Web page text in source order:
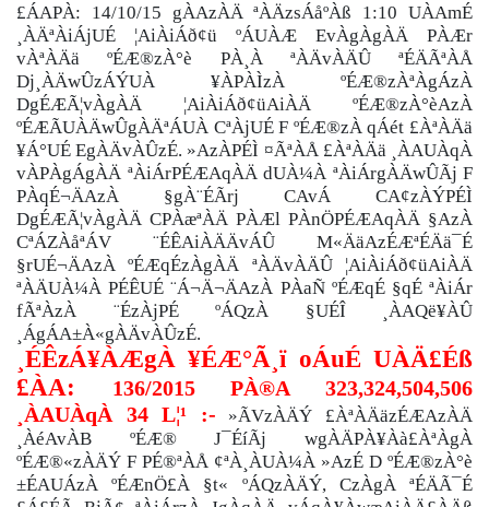
£ÁAPÀ: 14/10/15 gÀAzÀÄ ªÀÄzsÁåºÀß 1:10 UÀAmÉ
¸ÀÄªÀiÁjUÉ ¦AiÀiÁð¢ü ºÁUÀÆ EvÀgÀgÀÄ PÀÆr
vÀªÀÄä ºÉÆ®zÀ°è PÀ¸À ªÀÄvÀÄÛ ªÉÄÃªÀÅ
Dj¸ÀÄwÛzÁÝUÀ ¥ÀPÀÌzÀ ºÉÆ®zÀªÀgÁzÀ
DgÉÆÃ¦vÀgÀÄ ¦AiÀiÁð¢üAiÀÄ ºÉÆ®zÀ°èAzÀ
ºÉÆÃUÀÄwÛgÀÄªÁUÀ CªÀjUÉ F ºÉÆ®zÀ qÁét £ÀªÀÄä
¥Á°UÉ EgÀÄvÀÛzÉ. »AzÀPÉÌ ¤ÃªÀÅ £ÀªÀÄä ¸ÀAUÀqÀ
vÀPÀgÁgÀÄ ªÀiÁrPÉÆAqÀÄ dUÀ¼À ªÀiÁrgÀÄwÛÃj F
PÀqÉ¬ÄAzÀ §gÀ¨ÉÃrj CAvÁ CA¢zÀÝPÉÌ
DgÉÆÃ¦vÀgÀÄ CPÀæªÀÄ PÀÆl PÀnÖPÉÆAqÀÄ §AzÀ
CªÁZÀåªÁV ¨ÉÊAiÀÄÄvÁÛ M«ÄäAzÉÆªÉÄä¯É
§rUÉ¬ÄAzÀ ºÉÆqÉzÀgÀÄ ªÀÄvÀÄÛ ¦AiÀiÁð¢üAiÀÄ
ªÀÄUÀ¼À PÉÊUÉ ¨Á¬Ä¬ÄAzÀ PÀaÑ ºÉÆqÉ §qÉ ªÀiÁr
fÃªÀzÀ ¨ÉzÀjPÉ ºÁQzÀ §UÉÎ ¸ÀAQë¥ÀÛ
¸ÁgÁA±À«gÀÄvÀÛzÉ.
¸ÉÊzÁ¥ÀÆgÀ ¥ÉÆ°Ã¸ï oÁuÉ UÀÄ£Éß
£ÀA:
136/2015PÀ®A 323,324,504,506
¸ÀAUÀqÀ 34 L¦¹ :-
»ÃVzÀÄÝ £ÀªÀÄäzÉÆAzÀÄ
¸ÀéAvÀB ºÉÆ® J¯ÉíÃj wgÀÄPÀ¥Àà£ÀªÀgÀ
ºÉÆ®«zÀÄÝ F PÉ®ªÀÅ ¢ªÀ¸ÀUÀ¼À »AzÉ D ºÉÆ®zÀ°è
±ÉAUÁzÀ ºÉÆnÖ£À §t« ºÁQzÀÄÝ, CzÀgÀ ªÉÄÃ¯É